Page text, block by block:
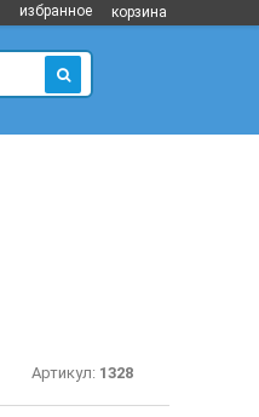
избранное корзина
ИСКАТЬ
Артикул: 1328